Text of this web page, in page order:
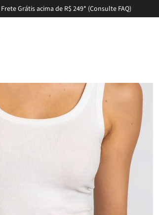
Frete Grátis acima de R$ 249* (Consulte FAQ)